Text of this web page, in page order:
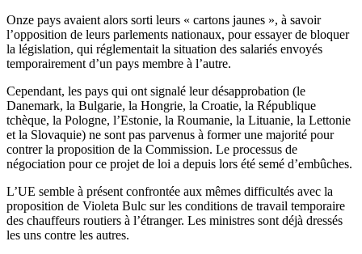
Onze pays avaient alors sorti leurs « cartons jaunes », à savoir
l’opposition de leurs parlements nationaux, pour essayer de bloquer
la législation, qui réglementait la situation des salariés envoyés
temporairement d’un pays membre à l’autre.
Cependant, les pays qui ont signalé leur désapprobation (le
Danemark, la Bulgarie, la Hongrie, la Croatie, la République
tchèque, la Pologne, l’Estonie, la Roumanie, la Lituanie, la Lettonie
et la Slovaquie) ne sont pas parvenus à former une majorité pour
contrer la proposition de la Commission. Le processus de
négociation pour ce projet de loi a depuis lors été semé d’embûches.
L’UE semble à présent confrontée aux mêmes difficultés avec la
proposition de Violeta Bulc sur les conditions de travail temporaire
des chauffeurs routiers à l’étranger. Les ministres sont déjà dressés
les uns contre les autres.